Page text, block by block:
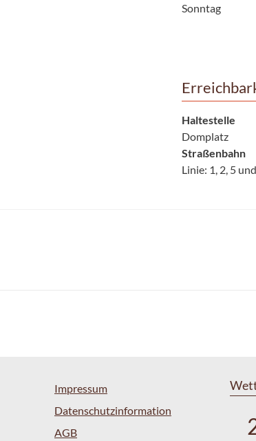
Sonntag
Haltestelle
Domplatz
Straßenbahn
Linie: 1, 2, 5
Impressum
Datenschutzinformation
AGB